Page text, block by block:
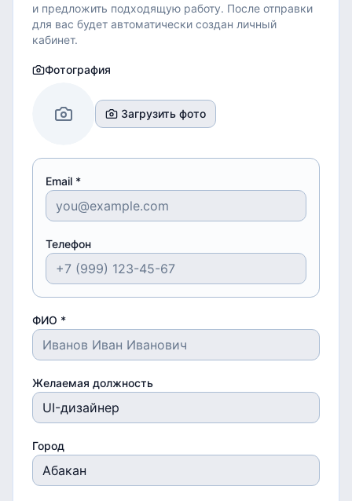
и предложить подходящую работу. После отправки
для вас будет автоматически создан личный
кабинет.
Фотография
Загрузить фото
Email *
Телефон
ФИО *
Желаемая должность
Город